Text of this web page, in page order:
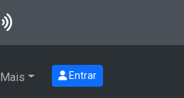
Mais Entrar